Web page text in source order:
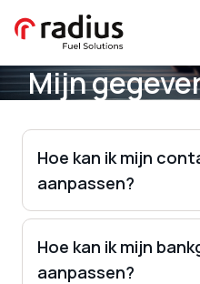
Mijn
Hoe kan ik mijn
aanpassen?
Hoe kan ik mijn
aanpassen?